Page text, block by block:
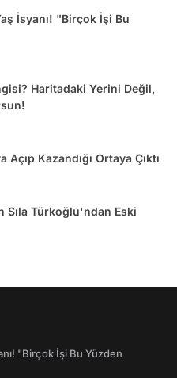
İsyanı! "Birçok İşi Bu
Haritadaki Yerini Değil,
Kazandığı Ortaya Çıktı
Sıla Türkoğlu'ndan Eski
"Birçok İşi Bu Yüzden